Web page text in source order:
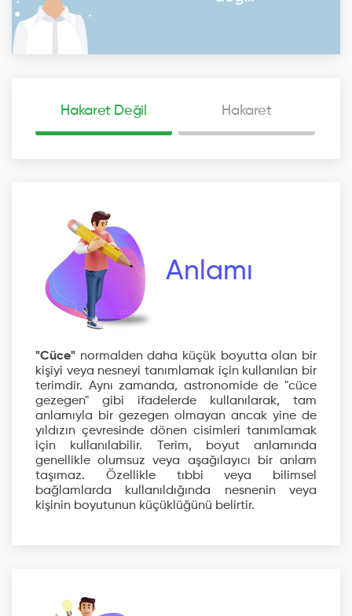
Hakaret Değil Hakaret
Anlamı
"Cüce" normalden daha küçük boyutta olan bir
kişiyi veya nesneyi tanımlamak için kullanılan bir
terimdir. Aynı zamanda, astronomide de "cüce
gezegen" gibi ifadelerde kullanılarak, tam
anlamıyla bir gezegen olmayan ancak yine de
yıldızın çevresinde dönen cisimleri tanımlamak
için kullanılabilir. Terim, boyut anlamında
genellikle olumsuz veya aşağılayıcı bir anlam
taşımaz. Özellikle tıbbi veya bilimsel
bağlamlarda kullanıldığında nesnenin veya
kişinin boyutunun küçüklüğünü belirtir.